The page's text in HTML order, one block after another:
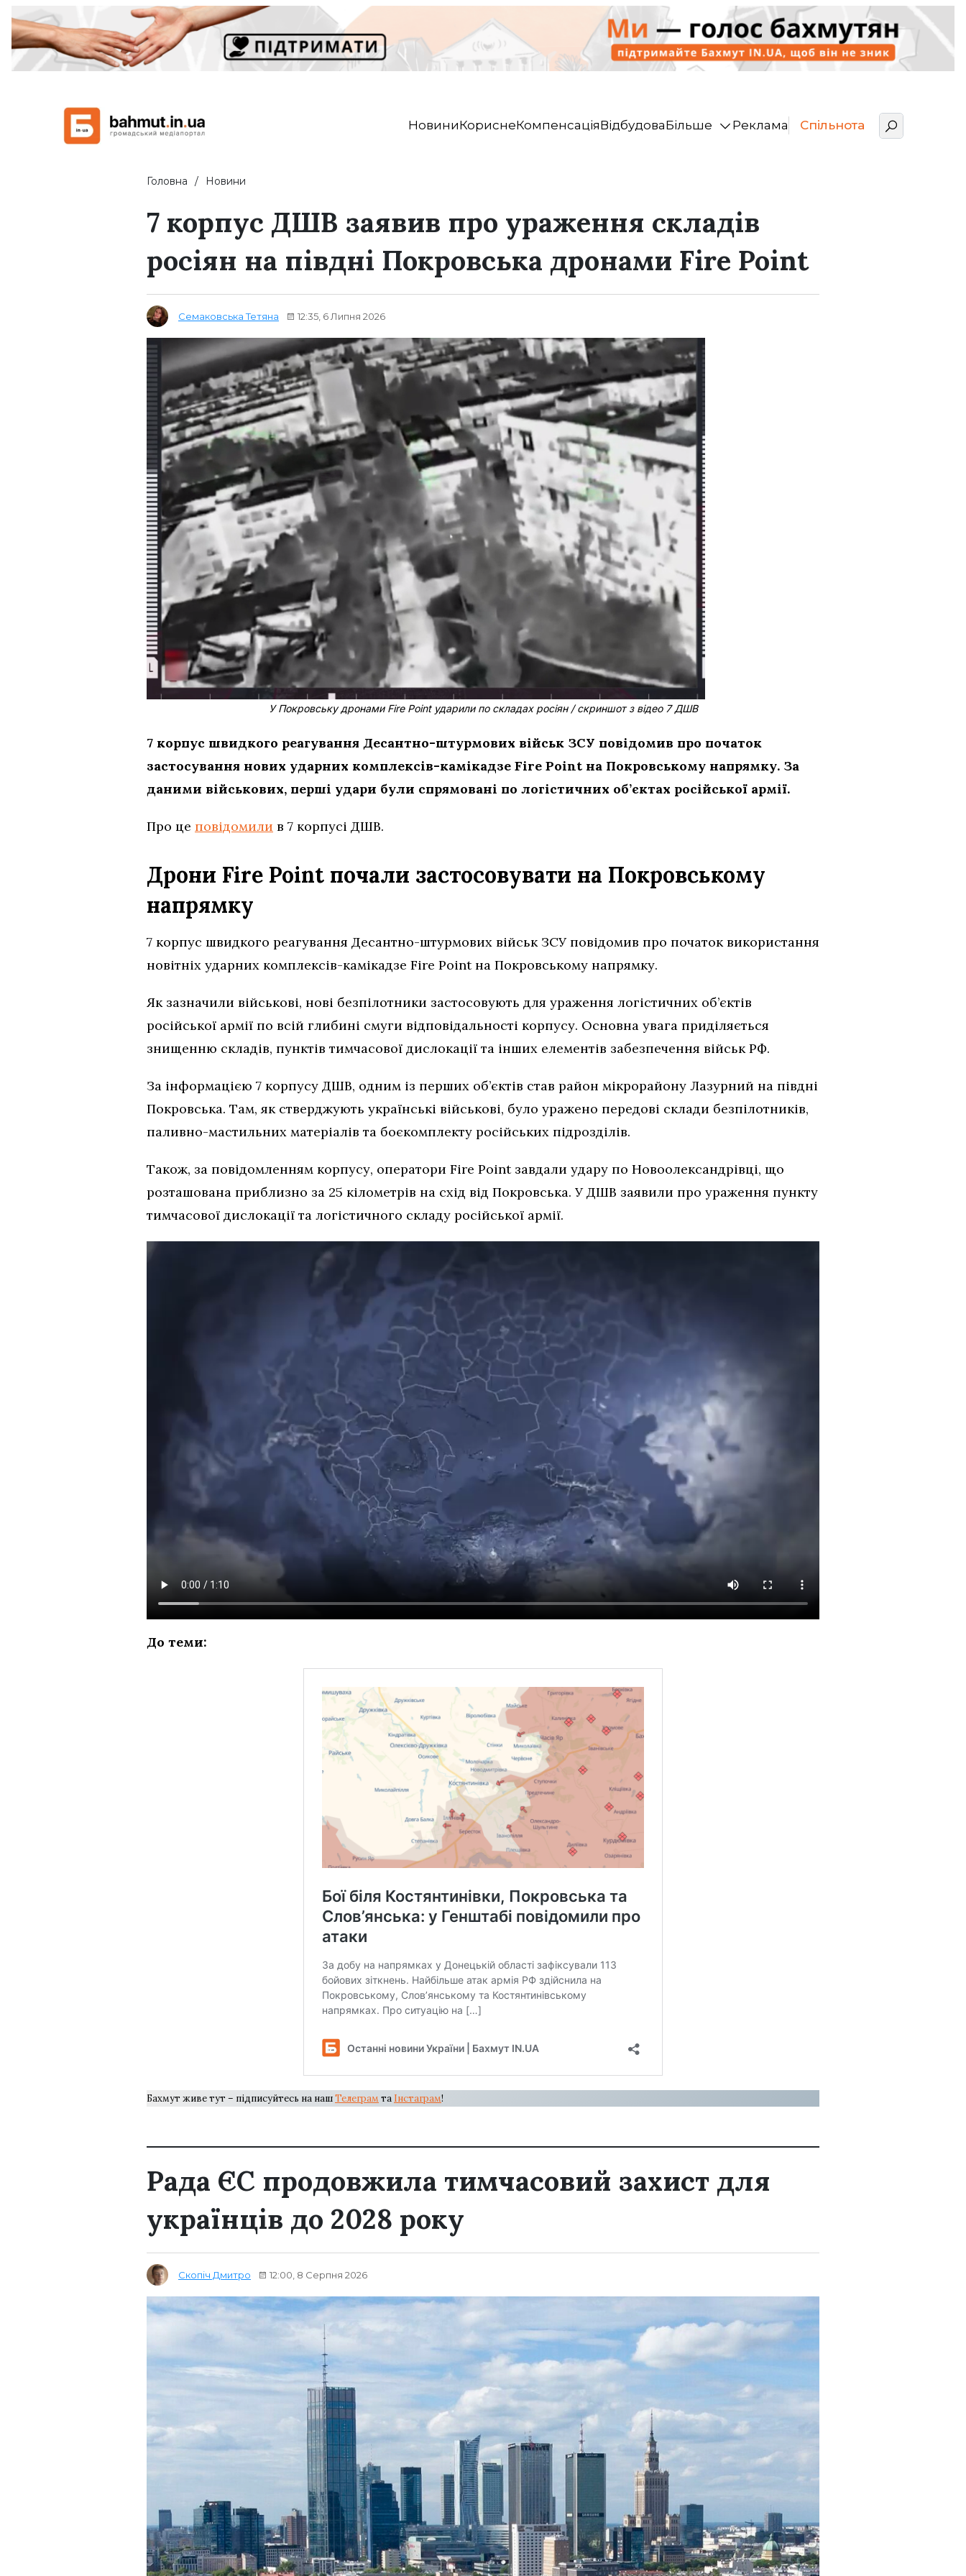
НовиниКориснеКомпенсаціяВідбудоваБільше Реклама Спільнота
Головна Новини
7 корпус ДШВ заявив про ураження складів
росіян на півдні Покровська дронами Fire Point
Семаковська Тетяна 12:35, 6 Липня 2026
У Покровську дронами Fire Point ударили по складах росіян / скриншот з відео 7 ДШВ
7 корпус швидкого реагування Десантно-штурмових військ ЗСУ повідомив про початок
застосування нових ударних комплексів-камікадзе Fire Point на Покровському напрямку. За
даними військових, перші удари були спрямовані по логістичних об’єктах російської армії.
Про це повідомили в 7 корпусі ДШВ.
Дрони Fire Point почали застосовувати на Покровському
напрямку
7 корпус швидкого реагування Десантно-штурмових військ ЗСУ повідомив про початок використання
новітніх ударних комплексів-камікадзе Fire Point на Покровському напрямку.
Як зазначили військові, нові безпілотники застосовують для ураження логістичних об’єктів
російської армії по всій глибині смуги відповідальності корпусу. Основна увага приділяється
знищенню складів, пунктів тимчасової дислокації та інших елементів забезпечення військ РФ.
За інформацією 7 корпусу ДШВ, одним із перших об’єктів став район мікрорайону Лазурний на півдні
Покровська. Там, як стверджують українські військові, було уражено передові склади безпілотників,
паливно-мастильних матеріалів та боєкомплекту російських підрозділів.
Також, за повідомленням корпусу, оператори Fire Point завдали удару по Новоолександрівці, що
розташована приблизно за 25 кілометрів на схід від Покровська. У ДШВ заявили про ураження пункту
тимчасової дислокації та логістичного складу російської армії.
До теми:
Бахмут живе тут – підписуйтесь на нашТелеграм та Інстаграм!
Рада ЄС продовжила тимчасовий захист для
українців до 2028 року
Скопіч Дмитро 12:00, 8 Серпня 2026